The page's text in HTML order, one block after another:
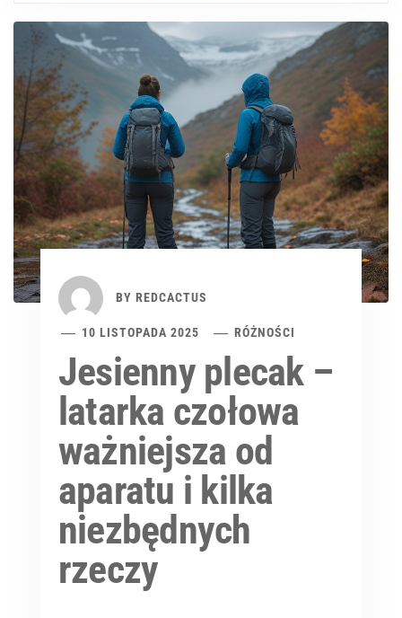
BY REDCACTUS
10 LISTOPADA 2025 RÓŻNOŚCI
Jesienny plecak –
latarka czołowa
ważniejsza od
aparatu i kilka
niezbędnych
rzeczy